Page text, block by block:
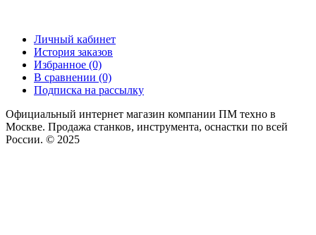
Личный кабинет
История заказов
Избранное (0)
В сравнении (0)
Подписка на рассылку
Официальный интернет магазин компании ПМ техно в
Москве. Продажа станков, инструмента, оснастки по всей
России. © 2025